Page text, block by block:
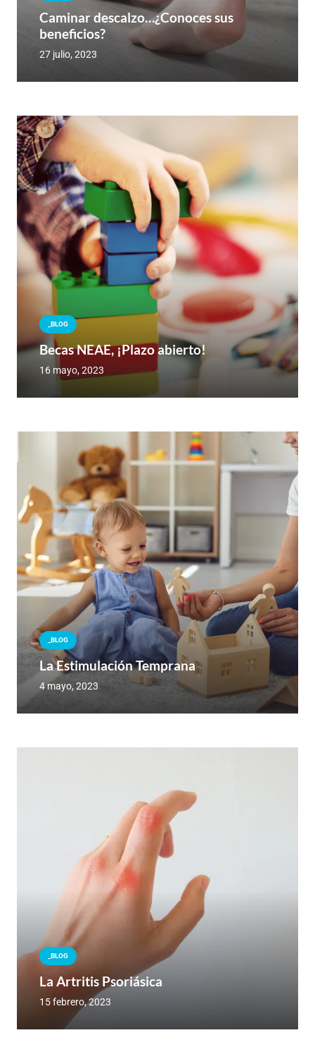
Caminar descalzo…¿Conoces sus
beneficios?
27 julio, 2023
_BLOG
Becas NEAE, ¡Plazo abierto!
16 mayo, 2023
_BLOG
La Estimulación Temprana
4 mayo, 2023
_BLOG
La Artritis Psoriásica
15 febrero, 2023